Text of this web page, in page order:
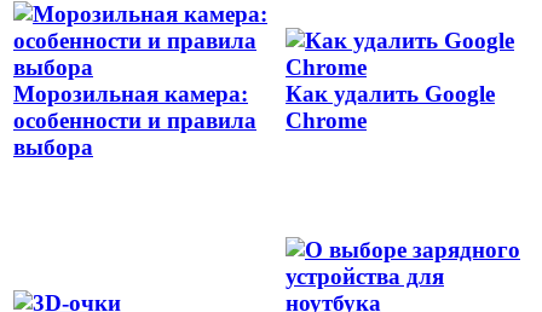
Морозильная камера:
особенности и правила
выбора
Как удалить Google
Chrome